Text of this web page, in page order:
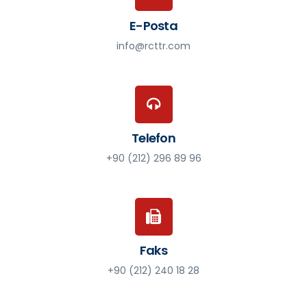
E-Posta
info@rcttr.com
Telefon
+90 (212) 296 89 96
Faks
+90 (212) 240 18 28